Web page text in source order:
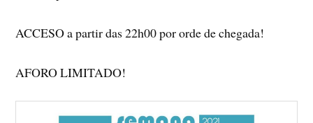
ACCESO a partir das 22h00 por orde de chegada!
AFORO LIMITADO!